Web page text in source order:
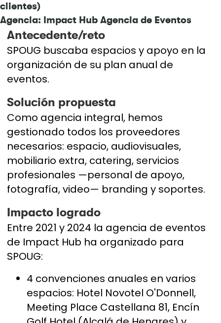
clientes)
Agencia: Impact Hub Agencia de Eventos
Antecedente/reto
SPOUG buscaba espacios y apoyo en la
organización de su plan anual de
eventos.
Solución propuesta
Como agencia integral, hemos
gestionado todos los proveedores
necesarios: espacio, audiovisuales,
mobiliario extra, catering, servicios
profesionales —personal de apoyo,
fotografía, video— branding y soportes.
Impacto logrado
Entre 2021 y 2024 la agencia de eventos
de Impact Hub ha organizado para
SPOUG:
4 convenciones anuales en varios
espacios: Hotel Novotel O'Donnell,
Meeting Place Castellana 81, Encín